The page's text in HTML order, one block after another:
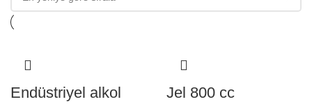
Endüstriyel alkol
Jel 800 cc